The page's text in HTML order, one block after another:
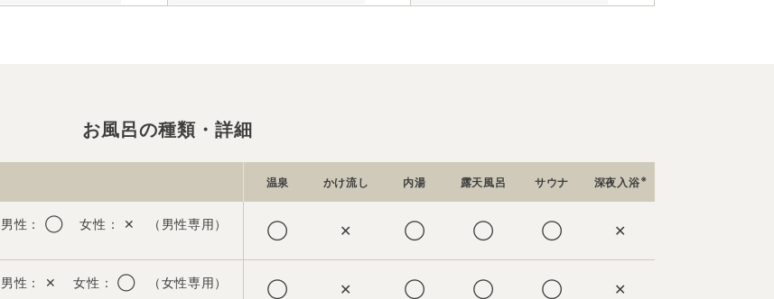
お風呂の種類・詳細
温泉 かけ流し 内湯 露天風呂 サウナ 深夜入浴※
男性： ◯ 女性： ✕ （男性専用） ◯ ✕ ◯ ◯ ◯ ✕
男性： ✕ 女性： ◯ （女性専用） ◯ ✕ ◯ ◯ ◯ ✕